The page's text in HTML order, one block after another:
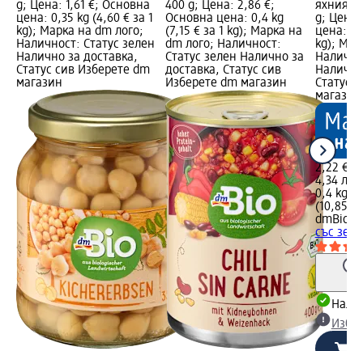
g; Цена: 1,61 €; Основна
цена: 0,35 kg (4,60 € за 1
kg); Марка на dm лого;
Наличност: Статус зелен
Налично за доставка,
Статус сив Изберете dm
магазин
400 g; Цена: 2,86 €;
Основна цена: 0,4 kg
(7,15 € за 1 kg); Марка на
dm лого; Наличност:
Статус зелен Налично за
доставка, Статус сив
Изберете dm магазин
яхния
g; Цена:
цена:
kg);
Статус
магазин
2,22 €
4,34 лв.
0,4 kg
(10,85
dmBio
със